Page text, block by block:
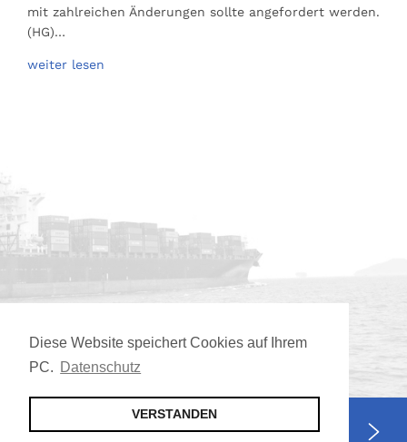
Diese Website speichert Cookies auf Ihrem
PC. Datenschutz
VERSTANDEN
mit zahlreichen Änderungen sollte angefordert werden.
(HG)…
weiter lesen
Jetzt Mitglied werden